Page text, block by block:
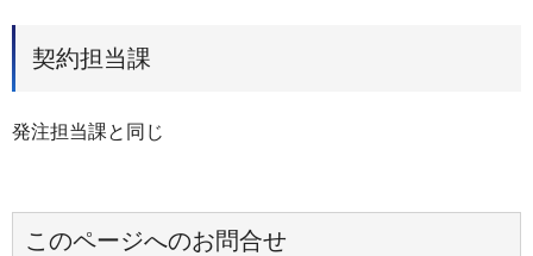
契約担当課
発注担当課と同じ
このページへのお問合せ